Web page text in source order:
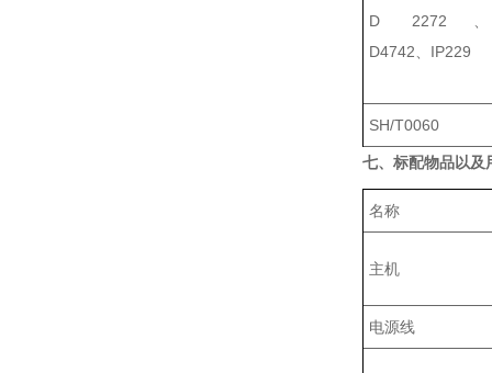
D 2272、
D4742、IP229
SH/T0060
七、标配物品以及
名称
主机
电源线